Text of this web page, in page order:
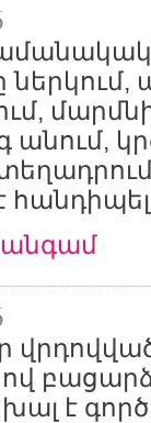
անում,
անգամ
է